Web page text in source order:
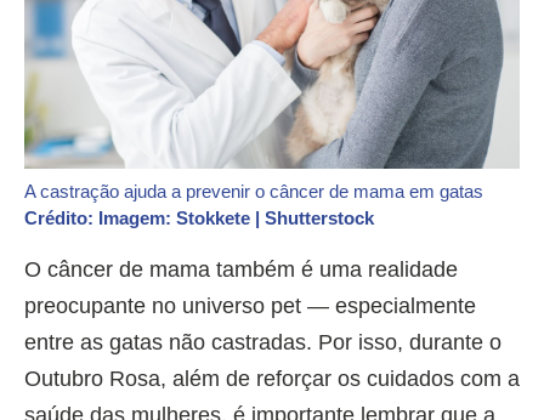
A castração ajuda a prevenir o câncer de mama em gatas
Crédito: Imagem: Stokkete | Shutterstock
O câncer de mama também é uma realidade
preocupante no universo pet — especialmente
entre as gatas não castradas. Por isso, durante o
Outubro Rosa, além de reforçar os cuidados com a
saúde das mulheres, é importante lembrar que a